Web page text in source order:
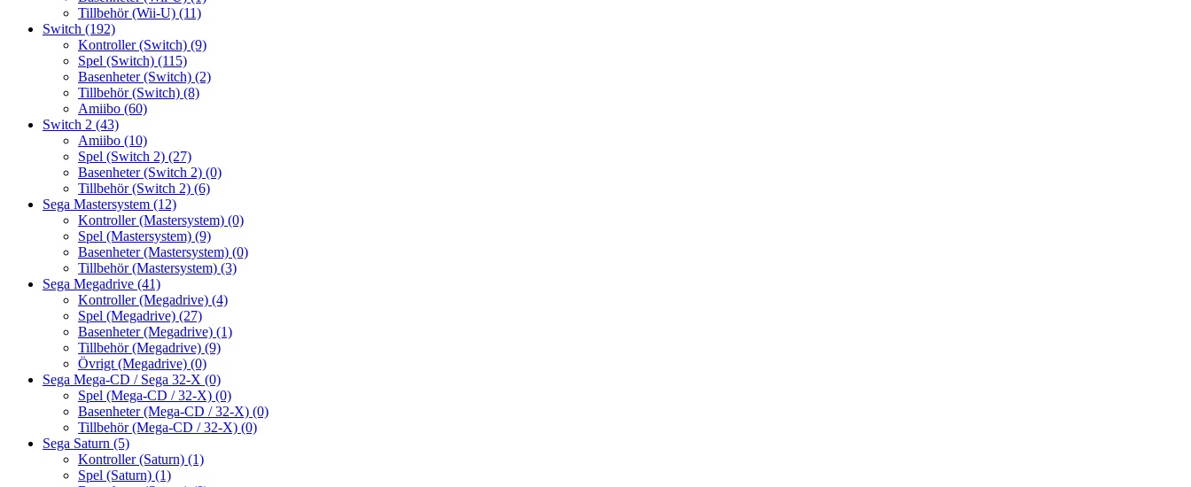
Tillbehör (Wii-U) (11)
Switch (192)
Kontroller (Switch) (9)
Spel (Switch) (115)
Basenheter (Switch) (2)
Tillbehör (Switch) (8)
Amiibo (60)
Switch 2 (43)
Amiibo (10)
Spel (Switch 2) (27)
Basenheter (Switch 2) (0)
Tillbehör (Switch 2) (6)
Sega Mastersystem (12)
Kontroller (Mastersystem) (0)
Spel (Mastersystem) (9)
Basenheter (Mastersystem) (0)
Tillbehör (Mastersystem) (3)
Sega Megadrive (41)
Kontroller (Megadrive) (4)
Spel (Megadrive) (27)
Basenheter (Megadrive) (1)
Tillbehör (Megadrive) (9)
Övrigt (Megadrive) (0)
Sega Mega-CD / Sega 32-X (0)
Spel (Mega-CD / 32-X) (0)
Basenheter (Mega-CD / 32-X) (0)
Tillbehör (Mega-CD / 32-X) (0)
Sega Saturn (5)
Kontroller (Saturn) (1)
Spel (Saturn) (1)